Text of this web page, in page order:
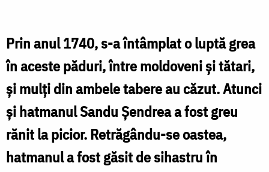
construit
de
un
hatman
vindecat
de
Prin anul 1740, s-a întâmplat o luptă grea
în aceste păduri, între moldoveni şi tătari,
şi mulţi din ambele tabere au căzut. Atunci
şi hatmanul Sandu Şendrea a fost greu
rănit la picior. Retrăgându-se oastea,
hatmanul a fost găsit de sihastru în